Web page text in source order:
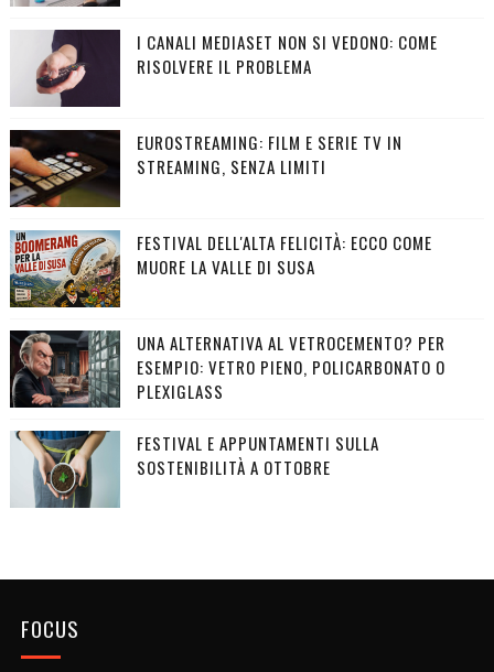
I CANALI MEDIASET NON SI VEDONO: COME
RISOLVERE IL PROBLEMA
EUROSTREAMING: FILM E SERIE TV IN
STREAMING, SENZA LIMITI
FESTIVAL DELL'ALTA FELICITÀ: ECCO COME
MUORE LA VALLE DI SUSA
UNA ALTERNATIVA AL VETROCEMENTO? PER
ESEMPIO: VETRO PIENO, POLICARBONATO O
PLEXIGLASS
FESTIVAL E APPUNTAMENTI SULLA
SOSTENIBILITÀ A OTTOBRE
FOCUS